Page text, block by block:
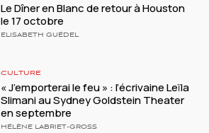
Le Dîner en Blanc de retour à Houston
le 17 octobre
ELISABETH GUÉDEL
CULTURE
« J’emporterai le feu » : l’écrivaine Leïla
Slimani au Sydney Goldstein Theater
en septembre
HÉLÈNE LABRIET-GROSS